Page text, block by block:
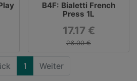
B4F: Bialetti French
Press 1L
17.17 €
26.00 €
1 Weiter